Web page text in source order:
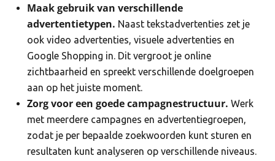
Maak gebruik van verschillende
advertentietypen. Naast tekstadvertenties zet je
ook video advertenties, visuele advertenties en
Google Shopping in. Dit vergroot je online
zichtbaarheid en spreekt verschillende doelgroepen
aan op het juiste moment.
Zorg voor een goede campagnestructuur. Werk
met meerdere campagnes en advertentiegroepen,
zodat je per bepaalde zoekwoorden kunt sturen en
resultaten kunt analyseren op verschillende niveaus.